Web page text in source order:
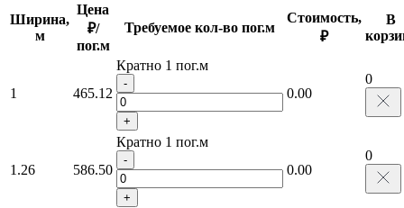
Ширина,
м
Цена
₽/
пог.м
Требуемое кол-во пог.м
Стоимость,
₽
В
1 465.12
Кратно 1 пог.м
-
+
0.00
0
1.26 586.50
Кратно 1 пог.м
-
+
0.00
0